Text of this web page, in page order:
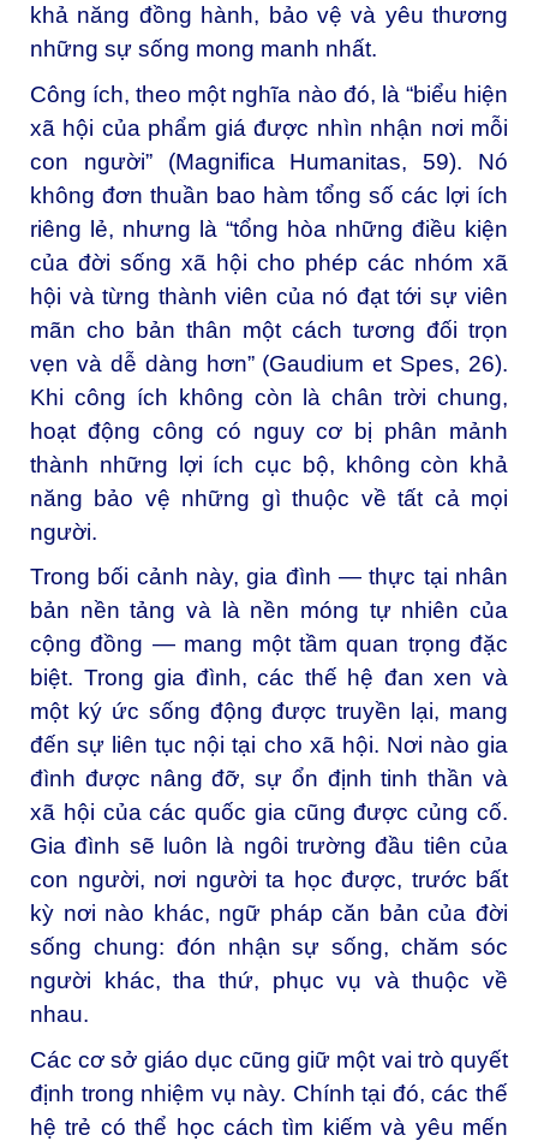
khả năng đồng hành, bảo vệ và yêu thương
những sự sống mong manh nhất.
Công ích, theo một nghĩa nào đó, là “biểu hiện
xã hội của phẩm giá được nhìn nhận nơi mỗi
con người” (Magnifica Humanitas, 59). Nó
không đơn thuần bao hàm tổng số các lợi ích
riêng lẻ, nhưng là “tổng hòa những điều kiện
của đời sống xã hội cho phép các nhóm xã
hội và từng thành viên của nó đạt tới sự viên
mãn cho bản thân một cách tương đối trọn
vẹn và dễ dàng hơn” (Gaudium et Spes, 26).
Khi công ích không còn là chân trời chung,
hoạt động công có nguy cơ bị phân mảnh
thành những lợi ích cục bộ, không còn khả
năng bảo vệ những gì thuộc về tất cả mọi
người.
Trong bối cảnh này, gia đình — thực tại nhân
bản nền tảng và là nền móng tự nhiên của
cộng đồng — mang một tầm quan trọng đặc
biệt. Trong gia đình, các thế hệ đan xen và
một ký ức sống động được truyền lại, mang
đến sự liên tục nội tại cho xã hội. Nơi nào gia
đình được nâng đỡ, sự ổn định tinh thần và
xã hội của các quốc gia cũng được củng cố.
Gia đình sẽ luôn là ngôi trường đầu tiên của
con người, nơi người ta học được, trước bất
kỳ nơi nào khác, ngữ pháp căn bản của đời
sống chung: đón nhận sự sống, chăm sóc
người khác, tha thứ, phục vụ và thuộc về
nhau.
Các cơ sở giáo dục cũng giữ một vai trò quyết
định trong nhiệm vụ này. Chính tại đó, các thế
hệ trẻ có thể học cách tìm kiếm và yêu mến